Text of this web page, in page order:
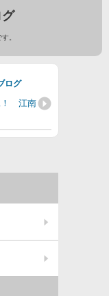
。
ログ
！ 江南